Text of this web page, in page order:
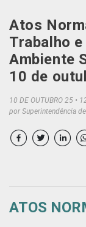
Atos
Trabalho
Ambiente
10 de
10 DE OUTUBRO 25
por Superintendência
ATOS